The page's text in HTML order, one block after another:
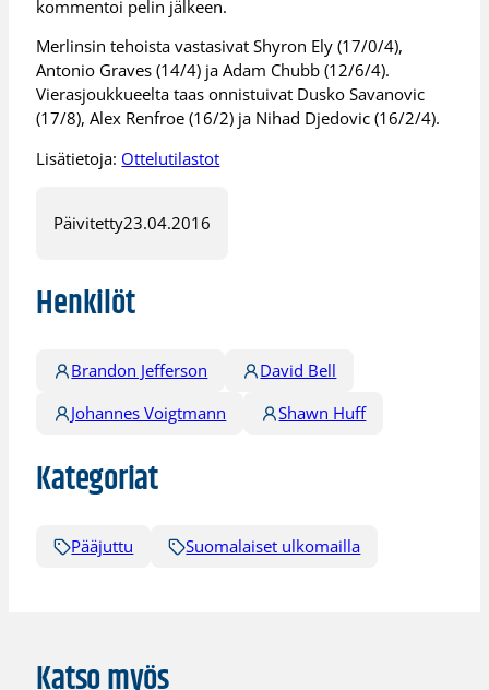
kommentoi pelin jälkeen.
Merlinsin tehoista vastasivat Shyron Ely (17/0/4),
Antonio Graves (14/4) ja Adam Chubb (12/6/4).
Vierasjoukkueelta taas onnistuivat Dusko Savanovic
(17/8), Alex Renfroe (16/2) ja Nihad Djedovic (16/2/4).
Lisätietoja: Ottelutilastot
Päivitetty23.04.2016
Henkilöt
Brandon Jefferson
David Bell
Johannes Voigtmann
Shawn Huff
Kategoriat
Pääjuttu Suomalaiset ulkomailla
Katso myös